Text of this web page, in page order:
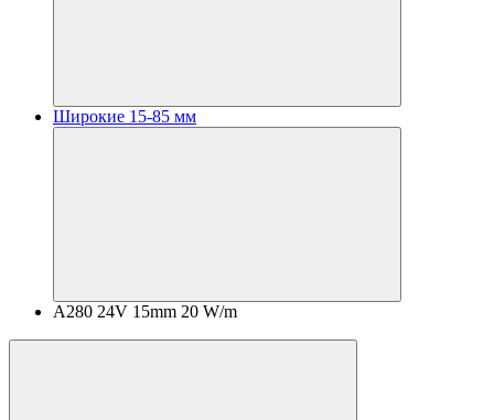
Широкие 15-85 мм
A280 24V 15mm 20 W/m